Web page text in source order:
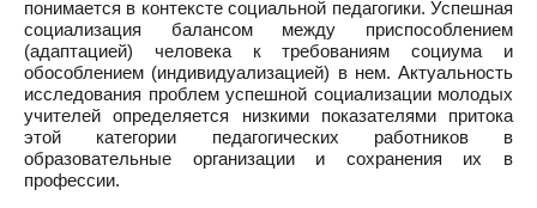
понимается в контексте социальной педагогики. Успешная
социализация балансом между приспособлением
(адаптацией) человека к требованиям социума и
обособлением (индивидуализацией) в нем. Актуальность
исследования проблем успешной социализации молодых
учителей определяется низкими показателями притока
этой категории педагогических работников в
образовательные организации и сохранения их в
профессии.